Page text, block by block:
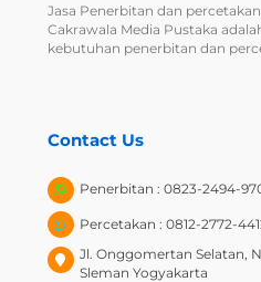
Jasa Penerbitan dan
Cakrawala Media Pustaka
kebutuhan penerbitan dan
Contact Us
Penerbitan : 0823-2494-
Percetakan : 0812-2772-
Jl. Onggomertan Selatan,
Sleman Yogyakarta